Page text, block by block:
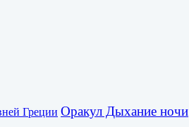
Греции Оракул Дыхание ночи